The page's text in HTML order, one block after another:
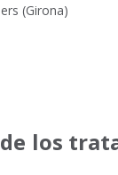
(Girona)
los